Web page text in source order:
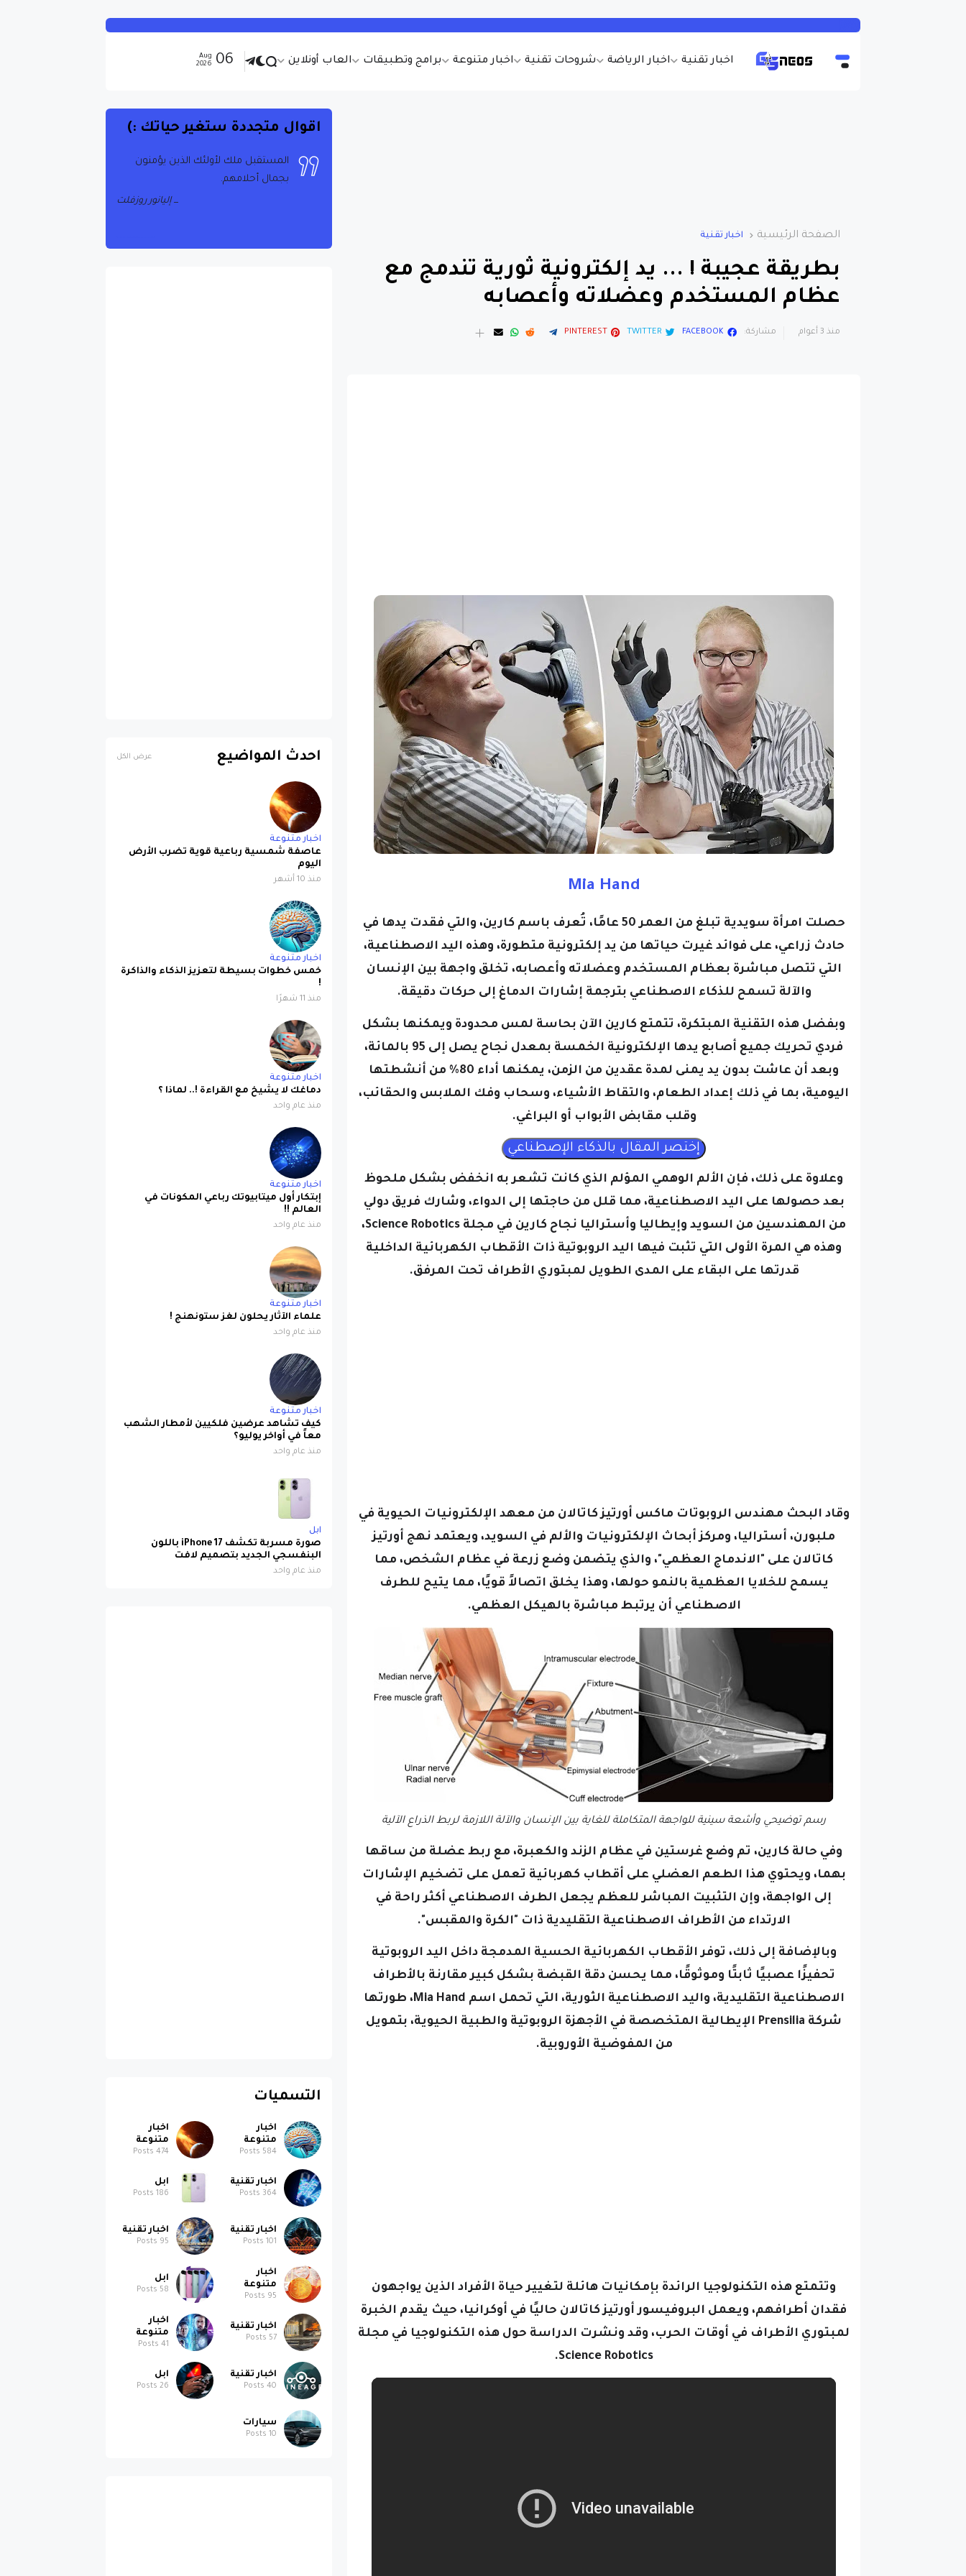
اخبار تقنية اخبار الرياضة شروحات تقنية اخبار متنوعة برامج وتطبيقات العاب أونلاين 06
Aug
2026
الصفحة الرئيسية اخبار تقنية
بطريقة عجيبة ! ... يد إلكترونية ثورية تندمج مع
عظام المستخدم وعضلاته وأعصابه
منذ 3 أعوام مشاركة: FACEBOOK
TWITTER
PINTEREST
Mia Hand
حصلت امرأة سويدية تبلغ من العمر 50 عامًا، تُعرف باسم كارين، والتي فقدت يدها في
حادث زراعي، على فوائد غيرت حياتها من يد إلكترونية متطورة، وهذه اليد الاصطناعية،
التي تتصل مباشرة بعظام المستخدم وعضلاته وأعصابه، تخلق واجهة بين الإنسان
والآلة تسمح للذكاء الاصطناعي بترجمة إشارات الدماغ إلى حركات دقيقة.
وبفضل هذه التقنية المبتكرة، تتمتع كارين الآن بحاسة لمس محدودة ويمكنها بشكل
فردي تحريك جميع أصابع يدها الإلكترونية الخمسة بمعدل نجاح يصل إلى 95 بالمائة،
وبعد أن عاشت بدون يد يمنى لمدة عقدين من الزمن، يمكنها أداء 80% من أنشطتها
اليومية، بما في ذلك إعداد الطعام، والتقاط الأشياء، وسحاب وفك الملابس والحقائب،
وقلب مقابض الأبواب أو البراغي.
وعلاوة على ذلك، فإن الألم الوهمي المؤلم الذي كانت تشعر به انخفض بشكل ملحوظ
بعد حصولها على اليد الاصطناعية، مما قلل من حاجتها إلى الدواء، وشارك فريق دولي
من المهندسين من السويد وإيطاليا وأستراليا نجاح كارين في مجلة Science Robotics،
وهذه هي المرة الأولى التي تثبت فيها اليد الروبوتية ذات الأقطاب الكهربائية الداخلية
قدرتها على البقاء على المدى الطويل لمبتوري الأطراف تحت المرفق.
وقاد البحث مهندس الروبوتات ماكس أورتيز كاتالان من معهد الإلكترونيات الحيوية في
ملبورن، أستراليا، ومركز أبحاث الإلكترونيات والألم في السويد، ويعتمد نهج أورتيز
كاتالان على "الاندماج العظمي"، والذي يتضمن وضع زرعة في عظام الشخص، مما
يسمح للخلايا العظمية بالنمو حولها، وهذا يخلق اتصالاً قويًا، مما يتيح للطرف
الاصطناعي أن يرتبط مباشرة بالهيكل العظمي.
رسم توضيحي وأشعة سينية للواجهة المتكاملة للغاية بين الإنسان والآلة اللازمة لربط الذراع الآلية
وفي حالة كارين، تم وضع غرستين في عظام الزند والكعبرة، مع ربط عضلة من ساقها
بهما، ويحتوي هذا الطعم العضلي على أقطاب كهربائية تعمل على تضخيم الإشارات
إلى الواجهة، وإن التثبيت المباشر للعظم يجعل الطرف الاصطناعي أكثر راحة في
الارتداء من الأطراف الاصطناعية التقليدية ذات "الكرة والمقبس".
وبالإضافة إلى ذلك، توفر الأقطاب الكهربائية الحسية المدمجة داخل اليد الروبوتية
تحفيزًا عصبيًا ثابتًا وموثوقًا، مما يحسن دقة القبضة بشكل كبير مقارنة بالأطراف
الاصطناعية التقليدية،
واليد الاصطناعية الثورية، التي تحمل اسم Mia Hand، طورتها
شركة Prensilia الإيطالية المتخصصة في الأجهزة الروبوتية والطبية الحيوية، بتمويل
من المفوضية الأوروبية.
وتتمتع هذه التكنولوجيا الرائدة بإمكانيات هائلة لتغيير حياة الأفراد الذين يواجهون
فقدان أطرافهم، ويعمل البروفيسور أورتيز كاتالان حاليًا في أوكرانيا، حيث يقدم الخبرة
لمبتوري الأطراف في أوقات الحرب، وقد ونشرت الدراسة حول هذه التكنولوجيا في مجلة
Science Robotics.
اقوال متجددة ستغير حياتك :)
المستقبل ملك لأولئك الذين يؤمنون
بجمال أحلامهم.
إليانور روزفلت
احدث المواضيع عرض الكل
اخبار متنوعة
عاصفة شمسية رباعية قوية تضرب الأرض
اليوم
منذ 10 أشهر
اخبار متنوعة
خمس خطوات بسيطة لتعزيز الذكاء والذاكرة
!
منذ 11 شهرًا
اخبار متنوعة
دماغك لا يشيخ مع القراءة !.. لماذا ؟
منذ عام واحد
اخبار متنوعة
إبتكار أول ميتابيوتك رباعي المكونات في
العالم !!
منذ عام واحد
اخبار متنوعة
علماء الآثار يحلون لغز ستونهنج !
منذ عام واحد
اخبار متنوعة
كيف تشاهد عرضين فلكيين لأمطار الشهب
معاً في أواخر يوليو؟
منذ عام واحد
ابل
صورة مسربة تكشف iPhone 17 باللون
البنفسجي الجديد بتصميم لافت
منذ عام واحد
التسميات
اخبار
متنوعة
584
اخبار
متنوعة
474
اخبار تقنية
364
ابل
186
اخبار تقنية
101
اخبار تقنية
95
اخبار
متنوعة
95
ابل
58
اخبار تقنية
57
اخبار
متنوعة
41
اخبار تقنية
40
ابل
26
سيارات
10